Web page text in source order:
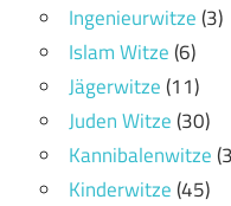
Ingenieurwitze(3)
Islam Witze(6)
Jägerwitze(11)
Juden Witze(30)
Kannibalenwitze
Kinderwitze(45)